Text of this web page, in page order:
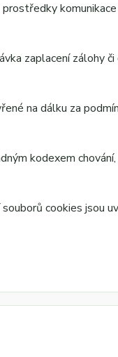
zaplacení zálohy
na dálku za
kodexem
cookies jsou